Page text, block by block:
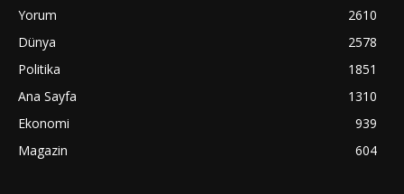
Yorum
2610
Dünya
2578
Politika
1851
Ana Sayfa
1310
Ekonomi
939
Magazin
604